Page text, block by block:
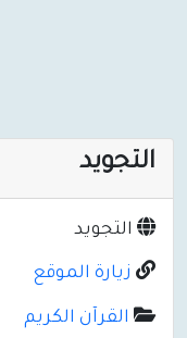
التجويد
التجويد
زيارة الموقع
القرآن الكريم